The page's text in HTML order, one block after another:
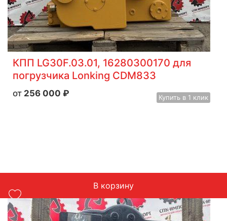
КПП LG30F.03.01, 16280300170 для
погрузчика Lonking CDM833
256 000 ₽ Купить в 1 клик
В корзину